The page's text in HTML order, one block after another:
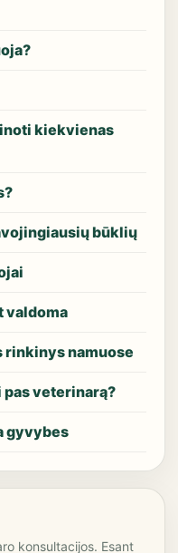
kiekvienas
būklių
valdoma
rinkinys namuose
veterinarą?
gyvybes
konsultacijos. Esant